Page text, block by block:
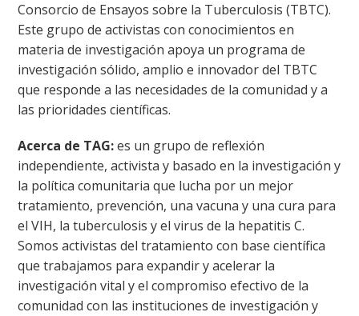
Consorcio de Ensayos sobre la Tuberculosis (TBTC).
Este grupo de activistas con conocimientos en
materia de investigación apoya un programa de
investigación sólido, amplio e innovador del TBTC
que responde a las necesidades de la comunidad y a
las prioridades científicas.
Acerca de TAG:es un grupo de reflexión
independiente, activista y basado en la investigación y
la política comunitaria que lucha por un mejor
tratamiento, prevención, una vacuna y una cura para
el VIH, la tuberculosis y el virus de la hepatitis C.
Somos activistas del tratamiento con base científica
que trabajamos para expandir y acelerar la
investigación vital y el compromiso efectivo de la
comunidad con las instituciones de investigación y